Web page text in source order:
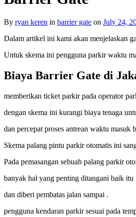
By ryan keren in barrier gate on July 24,
Dalam artikel ini kami akan menjelaskan
Untuk skema ini pengguna parkir waktu
Biaya Barrier Gate di
memberikan ticket parkir pada operator
dengan skema ini kurangi biaya tenaga
dan percepat proses antrean waktu masuk
Skema palang pintu parkir otomatis ini
Pada pemasangan sebuah palang parkir
banyak hal yang penting ditangani baik
dan diberi pembatas jalan sampai .
pengguna kendaran parkir sesuai pada